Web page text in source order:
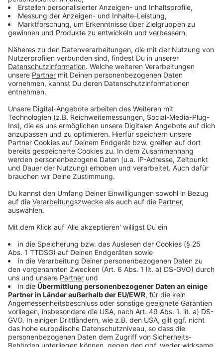
Praktikantin in der Redaktion eingestellt, nutzt sie
ihren Status als Journalistin, um die richtigen Fragen in
diesem Fall zu stellen.
©Copyright: Netflix
Zu Beginn der Dreikönigsparade ist Amaya noch
glücklich mit ihren Eltern unterwegs.
©Copyright: Netflix
Miren bekommt Unterstützung von ihrem Mentor. Die
Konfrontration mit ihrer eigenen Vergangenheit macht
ihr mehr und mehr zu schaffen.
Anzeige